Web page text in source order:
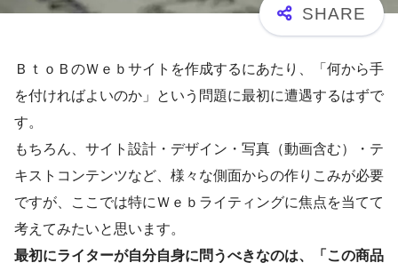
ＢｔｏＢのＷｅｂサイトを作成するにあたり、「何から手
を付ければよいのか」という問題に最初に遭遇するはずで
す。
もちろん、サイト設計・デザイン・写真（動画含む）・テ
キストコンテンツなど、様々な側面からの作りこみが必要
ですが、ここでは特にＷｅｂライティングに焦点を当てて
考えてみたいと思います。
最初にライターが自分自身に問うべきなのは、「この商品